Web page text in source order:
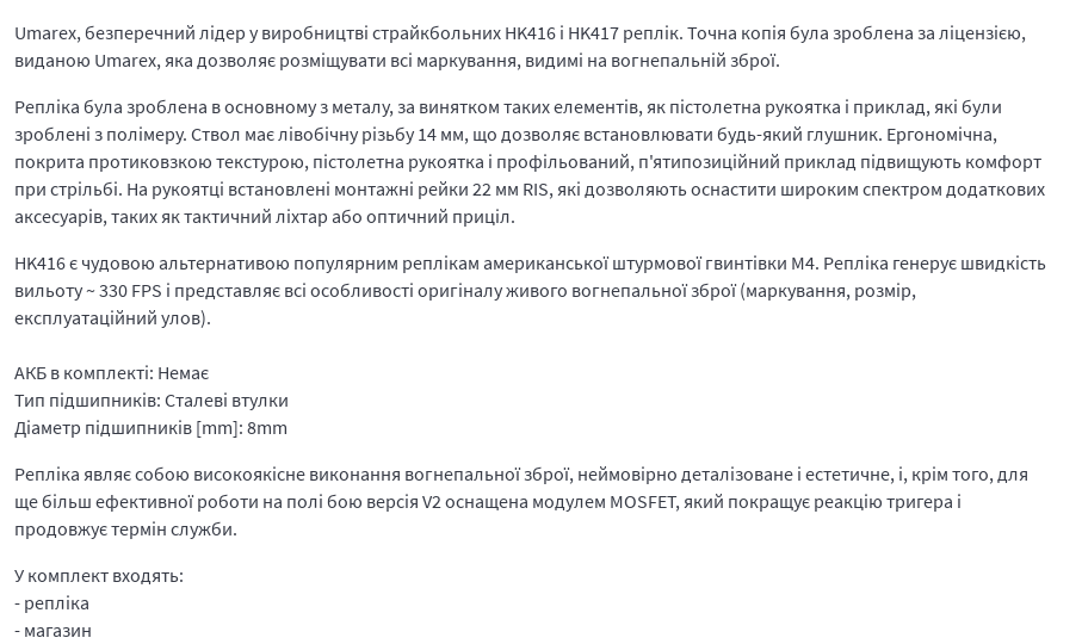
Umarex, безперечний лідер у виробництві страйкбольних HK416 і HK417 реплік. Точна копія була зроблена за ліцензією,
виданою Umarex, яка дозволяє розміщувати всі маркування, видимі на вогнепальній зброї.
Репліка була зроблена в основному з металу, за винятком таких елементів, як пістолетна рукоятка і приклад, які були
зроблені з полімеру. Ствол має лівобічну різьбу 14 мм, що дозволяє встановлювати будь-який глушник. Ергономічна,
покрита протиковзкою текстурою, пістолетна рукоятка і профільований, п'ятипозиційний приклад підвищують комфорт
при стрільбі. На рукоятці встановлені монтажні рейки 22 мм RIS, які дозволяють оснастити широким спектром додаткових
аксесуарів, таких як тактичний ліхтар або оптичний приціл.
HK416 є чудовою альтернативою популярним реплікам американської штурмової гвинтівки M4. Репліка генерує швидкість
вильоту ~ 330 FPS і представляє всі особливості оригіналу живого вогнепальної зброї (маркування, розмір,
експлуатаційний улов).
АКБ в комплекті: Немає
Тип підшипників: Сталеві втулки
Діаметр підшипників [mm]: 8mm
Репліка являє собою високоякісне виконання вогнепальної зброї, неймовірно деталізоване і естетичне, і, крім того, для
ще більш ефективної роботи на полі бою версія V2 оснащена модулем MOSFET, який покращує реакцію тригера і
продовжує термін служби.
У комплект входять:
- репліка
- магазин